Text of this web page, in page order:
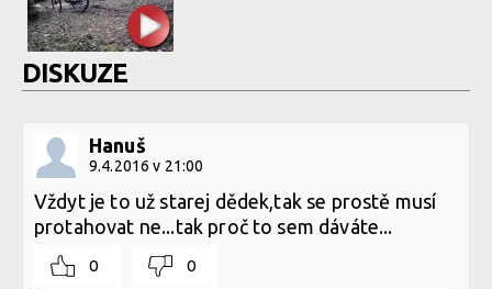
DISKUZE
Hanuš
9.4.2016 v 21:00
Vždyt je to už starej dědek,tak se prostě musí
protahovat ne...tak proč to sem dáváte...
0 0